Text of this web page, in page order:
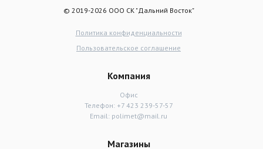
© 2019-2026 ООО СК "Дальний Восток"
Политика конфиденциальности
Пользовательское соглашение
Компания
Офис
Телефон: +7 423 239-57-57
Email: polimet@mail.ru
Магазины